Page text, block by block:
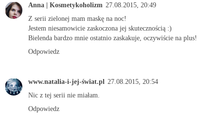
Anna | Kosmetykoholizm 27.08.2015, 20:49
Z serii zielonej mam maskę na noc!
Jestem niesamowicie zaskoczona jej skutecznością :)
Bielenda bardzo mnie ostatnio zaskakuje, oczywiście na plus!
Odpowiedz
www.natalia-i-jej-świat.pl 27.08.2015, 20:54
Nic z tej serii nie miałam.
Odpowiedz